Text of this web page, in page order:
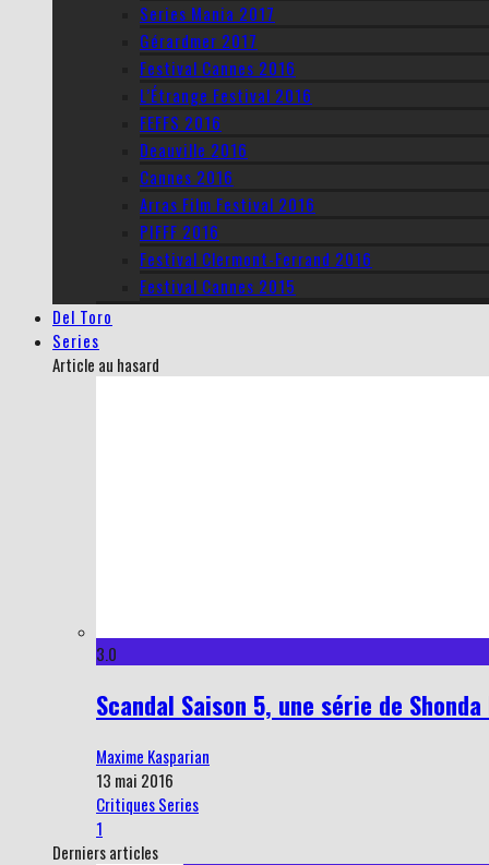
Series Mania 2017
Gérardmer 2017
Festival Cannes 2016
L’Étrange Festival 2016
FEFFS 2016
Deauville 2016
Cannes 2016
Arras Film Festival 2016
PIFFF 2016
Festival Clermont-Ferrand 2016
Festival Cannes 2015
Del Toro
Series
Article au hasard
3.0
Scandal Saison 5, une série de
Maxime Kasparian
13 mai 2016
Critiques Series
1
Derniers articles